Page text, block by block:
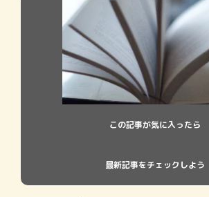
この記事が気に入ったら
最新記事をチェックしよう